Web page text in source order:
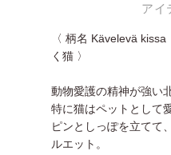
アイ
〈 柄名 Kävelevä
く猫 〉
動物愛護の精神が強い
特に猫はペットとして
ピンとしっぽを立てて
ルエット。